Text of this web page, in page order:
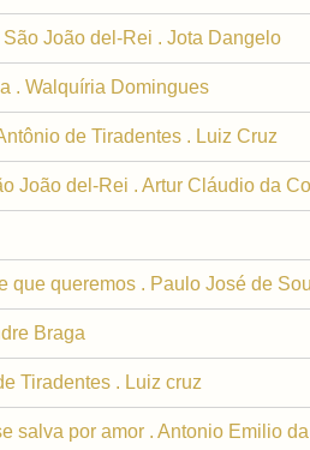
João del-Rei . Jota Dangelo
. Walquíria Domingues
de Tiradentes . Luiz Cruz
João del-Rei . Artur Cláudio da
que queremos . Paulo José de
Braga
Tiradentes . Luiz cruz
salva por amor . Antonio Emilio